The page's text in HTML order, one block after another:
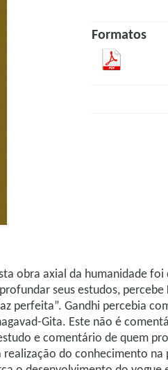
Formatos
obra axial da humanidade
seus estudos,
perfeita”. Gandhi percebia
Gita. Este não é
e comentário de quem
do conhecimento